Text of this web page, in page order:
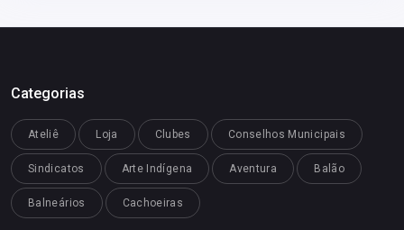
Categorias
Ateliê Loja Clubes Conselhos Municipais
Sindicatos Arte Indígena Aventura Balão
Balneários Cachoeiras